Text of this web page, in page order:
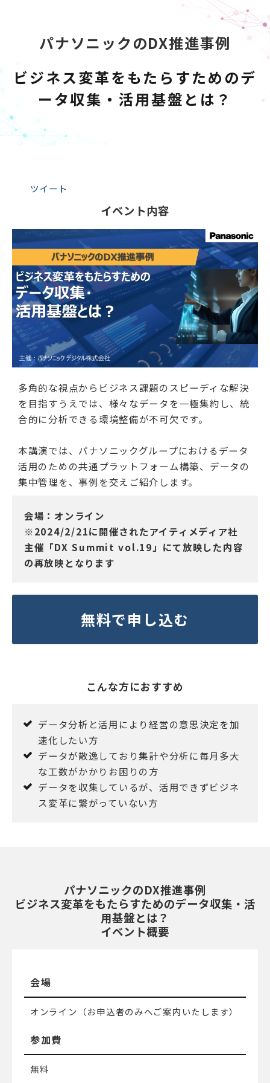
パナソニックのDX推進事例
ビジネス変革をもたらすためのデ
ータ収集・活用基盤とは？
ツイート
イベント内容
多角的な視点からビジネス課題のスピーディな解決
を目指すうえでは、様々なデータを一極集約し、統
合的に分析できる環境整備が不可欠です。
本講演では、パナソニックグループにおけるデータ
活用のための共通プラットフォーム構築、データの
集中管理を、事例を交えご紹介します。
会場：オンライン
※2024/2/21に開催されたアイティメディア社
主催「DX Summit vol.19」にて放映した内容
の再放映となります
無料で申し込む
こんな方におすすめ
データ分析と活用により経営の意思決定を加
速化したい方
データが散逸しており集計や分析に毎月多大
な工数がかかりお困りの方
データを収集しているが、活用できずビジネ
ス変革に繋がっていない方
パナソニックのDX推進事例
ビジネス変革をもたらすためのデータ収集・活
用基盤とは？
イベント概要
会場
オンライン（お申込者のみへご案内いたします）
参加費
無料